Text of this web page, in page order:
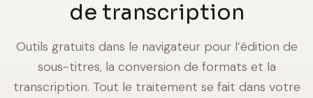
de transcription
Outils gratuits dans le navigateur pour l’édition de
sous-titres, la conversion de formats et la
transcription. Tout le traitement se fait dans votre